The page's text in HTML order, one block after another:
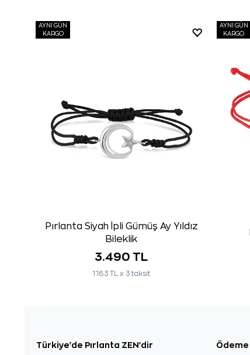
AYNI GÜN
KARGO
Pırlanta Siyah İpli Gümüş Ay Yıldız
Bileklik
3.490 TL
1.163 TL x 3 taksit
AYNI GÜN
KARGO
Türkiye'de Pırlanta ZEN'dir